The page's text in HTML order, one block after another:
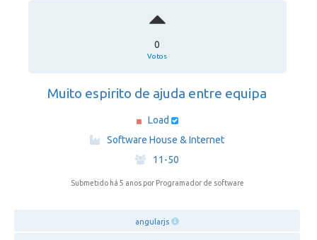
0
Votos
Muito espirito de ajuda entre equipa
Load
Software House & Internet
·
11-50
Submetido há 5 anos por Programador de software
angularjs